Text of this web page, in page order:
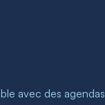
avec des agendas